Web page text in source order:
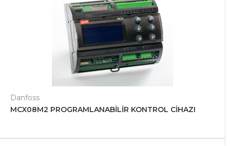
Danfoss
MCX08M2 PROGRAMLANABİLİR KONTROL CİHAZI